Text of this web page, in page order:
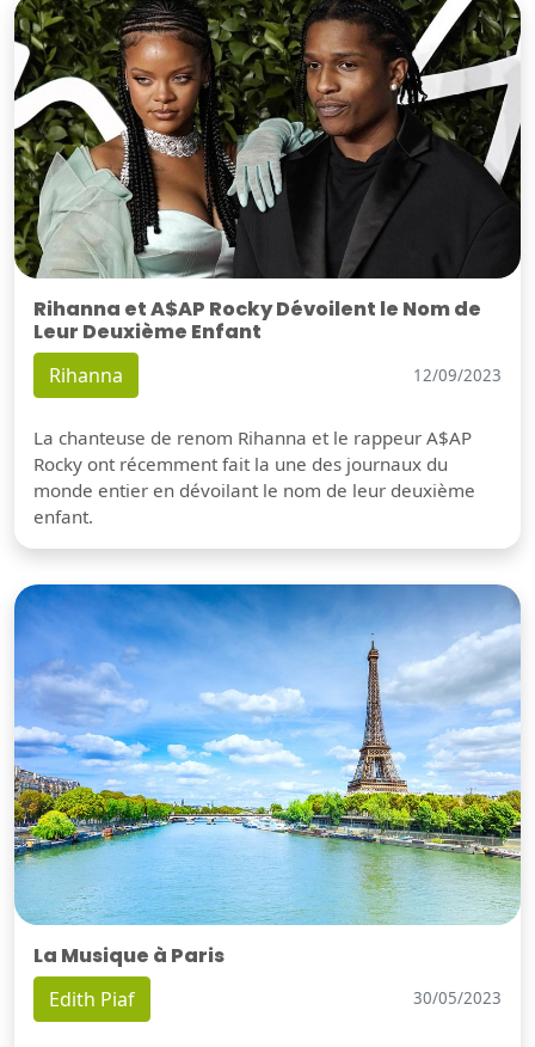
Rihanna et A$AP Rocky Dévoilent le Nom de
Leur Deuxième Enfant
Rihanna 12/09/2023
La chanteuse de renom Rihanna et le rappeur A$AP
Rocky ont récemment fait la une des journaux du
monde entier en dévoilant le nom de leur deuxième
enfant.
La Musique à Paris
Edith Piaf 30/05/2023